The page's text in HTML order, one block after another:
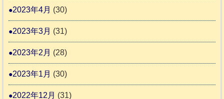
2023年4月 (30)
2023年3月 (31)
2023年2月 (28)
2023年1月 (30)
2022年12月 (31)